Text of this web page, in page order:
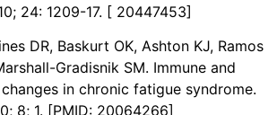
24: 1209-17. [ 20447453]
DR, Baskurt OK, Ashton KJ, Ramos
Gradisnik SM. Immune and
in chronic fatigue syndrome.
8; 1. [PMID: 20064266]